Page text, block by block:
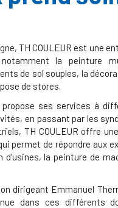
TH COULEUR est une
notamment la peinture
de sol souples, la
de stores.
ses services à
en passant par les
TH COULEUR offre
permet de répondre aux
la peinture de
dirigeant Emmanuel
dans ces différents